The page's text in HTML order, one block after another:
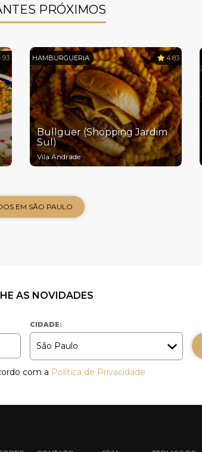
PRÓXIMOS
HAMBURGUERIA 4.83
Bullguer (Shopping Jardim
Sul)
Vila Andrade
EM SÃO PAULO
AS NOVIDADES
CIDADE:
com a Política de Privacidade